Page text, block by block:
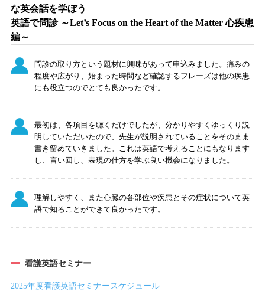
な英会話を学ぼう
英語で問診 ～Let’s Focus on the Heart of the Matter 心疾患
編～
問診の取り方という題材に興味があって申込みました。痛みの
程度や広がり、始まった時間など確認するフレーズは他の疾患
にも役立つのでとても良かったです。
最初は、各項目を聴くだけでしたが、分かりやすくゆっくり説
明していただいたので、先生が説明されていることをそのまま
書き留めていきました。これは英語で考えることにもなります
し、言い回し、表現の仕方を学ぶ良い機会になりました。
理解しやすく、また心臓の各部位や疾患とその症状について英
語で知ることができて良かったです。
看護英語セミナー
2025年度看護英語セミナースケジュール